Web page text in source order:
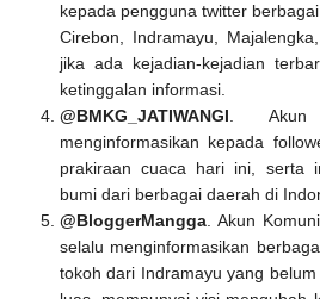
kepada pengguna twitter
Cirebon, Indramayu,
jika ada kejadian-kejadian
ketinggalan informasi.
@BMKG_JATIWANGI .
menginformasikan kepada
prakiraan cuaca hari ini, serta
bumi dari berbagai daerah di
@BloggerMangga . Akun
selalu menginformasikan
tokoh dari Indramayu yang